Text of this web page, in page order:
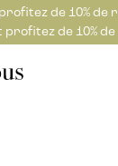
de 10% de
profitez de 10%